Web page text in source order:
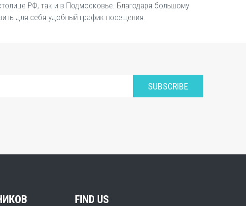
РФ, так и в Подмосковье. Благодаря большому
для себя удобный график посещения.
SUBSCRIBE
FIND US